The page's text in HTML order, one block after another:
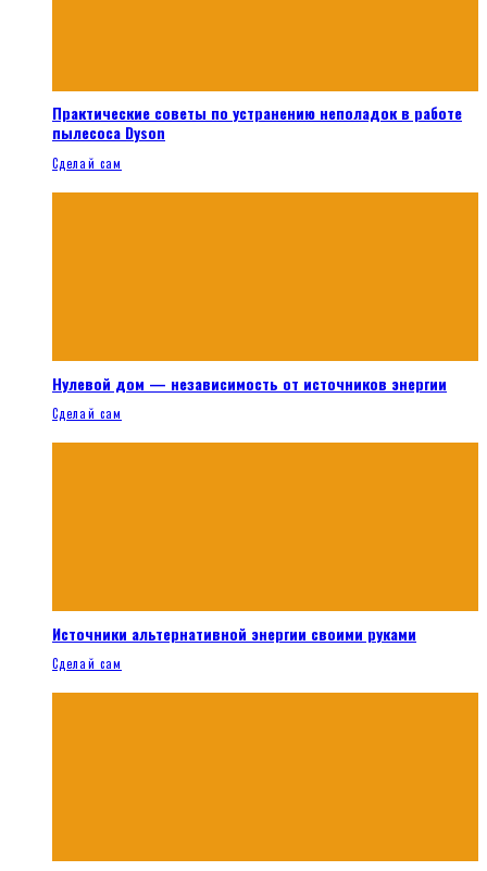
Практические советы по устранению неполадок в работе
пылесоса Dyson
Сделай сам
Нулевой дом — независимость от источников энергии
Сделай сам
Источники альтернативной энергии своими руками
Сделай сам